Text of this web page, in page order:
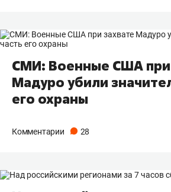
СМИ: Военные США при
Мадуро убили
его охраны
Комментарии 28